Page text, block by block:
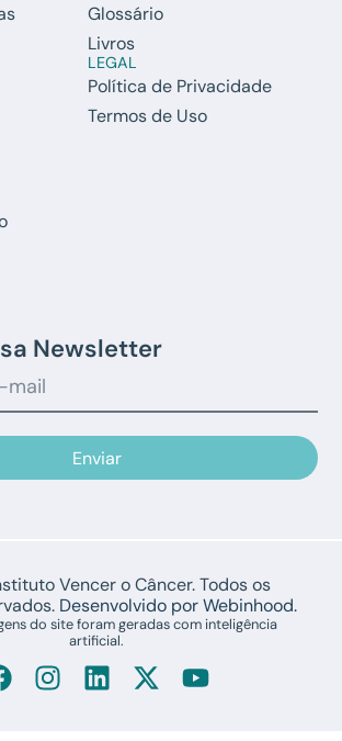
Glossário
Livros
LEGAL
Política de Privacidade
Termos de Uso
Newsletter
Enviar
Vencer o Câncer. Todos os
Desenvolvido por Webinhood.
do site foram geradas com inteligência
artificial.